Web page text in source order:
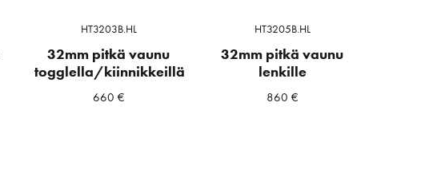
HT3203B.HL
32mm pitkä vaunu
togglella/kiinnikkeillä
660 €
HT3205B.HL
32mm pitkä vaunu
lenkille
860 €